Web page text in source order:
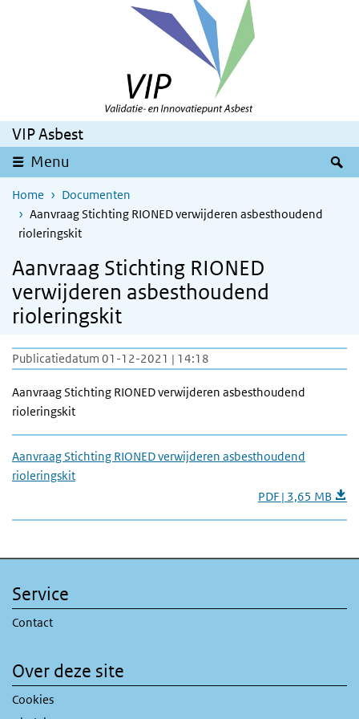
Overslaan en naar de inhoud gaan
Direct naar de hoofdnavigatie
VIP Asbest
Menu
Home
Documenten
Aanvraag Stichting RIONED verwijderen asbesthoudend
rioleringskit
Aanvraag Stichting RIONED
verwijderen asbesthoudend
rioleringskit
Publicatiedatum 01-12-2021 | 14:18
Aanvraag Stichting RIONED verwijderen asbesthoudend
rioleringskit
Aanvraag Stichting RIONED verwijderen asbesthoudend
rioleringskit
PDF | 3,65 MB
Service
Contact
Over deze site
Cookies